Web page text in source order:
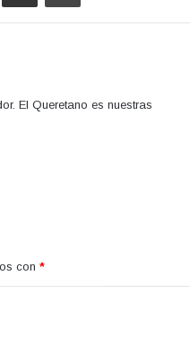
El Queretano es nuestras
con *